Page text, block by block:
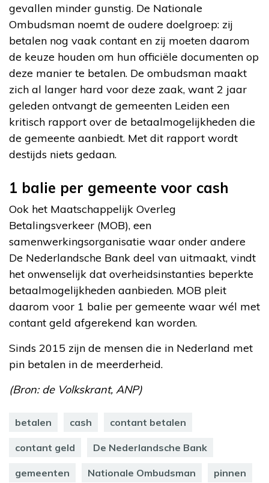
gevallen minder gunstig. De Nationale
Ombudsman noemt de oudere doelgroep: zij
betalen nog vaak contant en zij moeten daarom
de keuze houden om hun officiële documenten op
deze manier te betalen. De ombudsman maakt
zich al langer hard voor deze zaak, want 2 jaar
geleden ontvangt de gemeenten Leiden een
kritisch rapport over de betaalmogelijkheden die
de gemeente aanbiedt. Met dit rapport wordt
destijds niets gedaan.
1 balie per gemeente voor cash
Ook het Maatschappelijk Overleg
Betalingsverkeer (MOB), een
samenwerkingsorganisatie waar onder andere
De Nederlandsche Bank deel van uitmaakt, vindt
het onwenselijk dat overheidsinstanties beperkte
betaalmogelijkheden aanbieden. MOB pleit
daarom voor 1 balie per gemeente waar wél met
contant geld afgerekend kan worden.
Sinds 2015 zijn de mensen die in Nederland met
pin betalen in de meerderheid.
(Bron: de Volkskrant, ANP)
betalen cash contant betalen
contant geld De Nederlandsche Bank
gemeenten Nationale Ombudsman pinnen